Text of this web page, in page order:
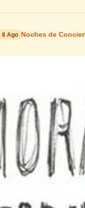
8 Ago Noches de